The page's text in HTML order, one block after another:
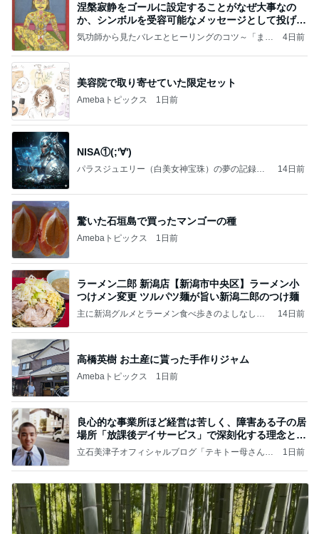
涅槃寂静をゴールに設定することがなぜ大事なの
か、シンボルを受容可能なメッセージとして投げる
ことが
気功師から見たバレエとヒーリングのコツ～「まと
4日前
美容院で取り寄せていた限定セット
Amebaトピックス 1日前
NISA①(;'∀')
パラスジュエリー（白美女神宝珠）の夢の記録
14日前
驚いた石垣島で買ったマンゴーの種
Amebaトピックス 1日前
ラーメン二郎 新潟店【新潟市中央区】ラーメン小
つけメン変更 ツルパツ麺が旨い新潟二郎のつけ麺
主に新潟グルメとラーメン食べ歩きのよしなしご
14日前
高橋英樹 お土産に貰った手作りジャム
Amebaトピックス 1日前
良心的な事業所ほど経営は苦しく、障害ある子の居
場所「放課後デイサービス」で深刻化する理念と現
実の
立石美津子オフィシャルブログ「テキトー母さんの
1日前